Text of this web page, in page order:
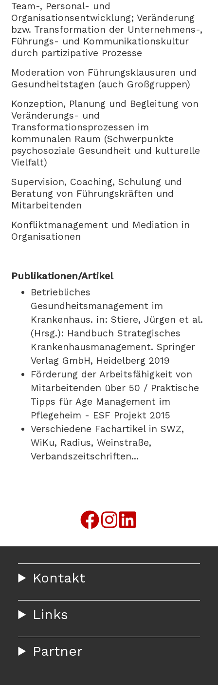
Team-, Personal- und
Organisationsentwicklung; Veränderung
bzw. Transformation der Unternehmens-,
Führungs- und Kommunikationskultur
durch partizipative Prozesse
Moderation von Führungsklausuren und
Gesundheitstagen (auch Großgruppen)
Konzeption, Planung und Begleitung von
Veränderungs- und
Transformationsprozessen im
kommunalen Raum (Schwerpunkte
psychosoziale Gesundheit und kulturelle
Vielfalt)
Supervision, Coaching, Schulung und
Beratung von Führungskräften und
Mitarbeitenden
Konfliktmanagement und Mediation in
Organisationen
Publikationen/Artikel
Betriebliches
Gesundheitsmanagement im
Krankenhaus. in: Stiere, Jürgen et al.
(Hrsg.): Handbuch Strategisches
Krankenhausmanagement. Springer
Verlag GmbH, Heidelberg 2019
Förderung der Arbeitsfähigkeit von
Mitarbeitenden über 50 / Praktische
Tipps für Age Management im
Pflegeheim - ESF Projekt 2015
Verschiedene Fachartikel in SWZ,
WiKu, Radius, Weinstraße,
Verbandszeitschriften...
Kontakt
Links
Partner